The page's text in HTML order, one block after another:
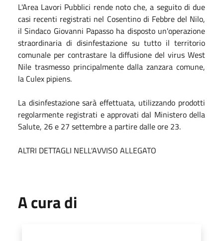
L'Area Lavori Pubblici rende noto che, a seguito di due
casi recenti registrati nel Cosentino di Febbre del Nilo,
il Sindaco Giovanni Papasso ha disposto un'operazione
straordinaria di disinfestazione su tutto il territorio
comunale per contrastare la diffusione del virus West
Nile trasmesso principalmente dalla zanzara comune,
la Culex pipiens.
La disinfestazione sarà effettuata, utilizzando prodotti
regolarmente registrati e approvati dal Ministero della
Salute, 26 e 27 settembre a partire dalle ore 23.
ALTRI DETTAGLI NELL'AVVISO ALLEGATO
A cura di